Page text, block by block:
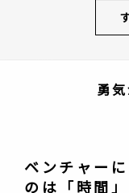
勇
ベンチャー
のは「時間」